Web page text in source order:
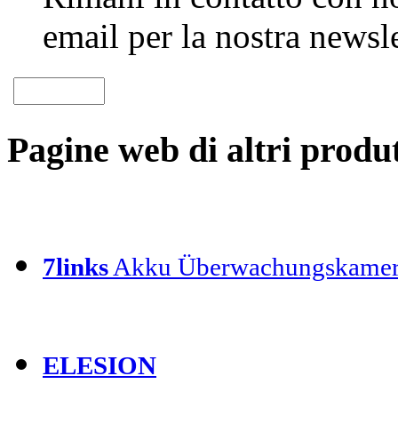
email per la nostra
Pagine web di altri
7links Akku
ELESION